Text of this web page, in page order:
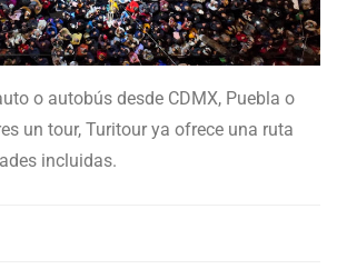
o autobús desde CDMX, Puebla o
un tour, Turitour ya ofrece una ruta
incluidas.